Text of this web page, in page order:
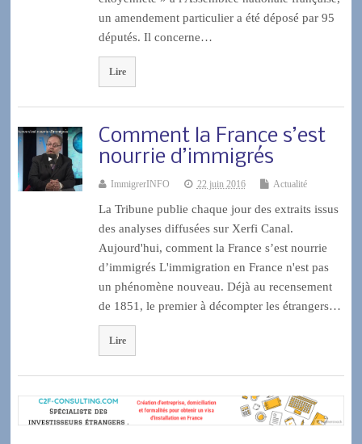
un amendement particulier a été déposé par 95
députés. Il concerne…
Lire
Comment la France s’est
nourrie d’immigrés
ImmigrerINFO 22 juin 2016 Actualité
La Tribune publie chaque jour des extraits issus
des analyses diffusées sur Xerfi Canal.
Aujourd'hui, comment la France s’est nourrie
d’immigrés L'immigration en France n'est pas
un phénomène nouveau. Déjà au recensement
de 1851, le premier à décompter les étrangers…
Lire